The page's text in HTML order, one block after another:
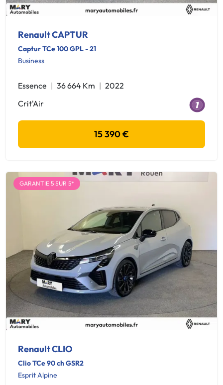
Renault CAPTUR
Captur TCe 100 GPL - 21
Business
Essence 36 664 Km
2022
Crit'Air
15 390 €
GARANTIE 5 SUR 5*
Renault CLIO
Clio TCe 90 ch GSR2
Esprit Alpine